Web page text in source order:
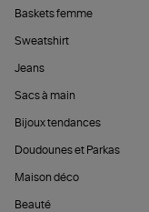
Baskets femme
Sweatshirt
Jeans
Sacs à main
Bijoux tendances
Doudounes et Parkas
Maison déco
Beauté